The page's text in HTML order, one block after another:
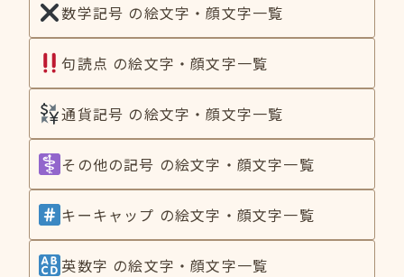
数学記号 の絵文字・顔文字一覧
句読点 の絵文字・顔文字一覧
通貨記号 の絵文字・顔文字一覧
その他の記号 の絵文字・顔文字一覧
キーキャップ の絵文字・顔文字一覧
英数字 の絵文字・顔文字一覧